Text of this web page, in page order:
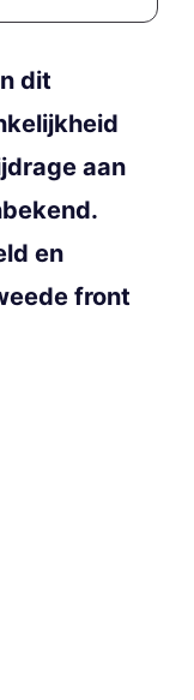
dit
aan
en
front